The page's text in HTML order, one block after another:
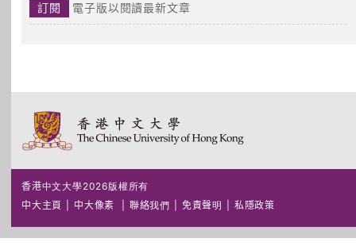
訂閱 電子版以閱讀最新文章
香港中文大學2026版權所有
中大主頁
中大像素 聯絡我們 免責聲明 私隱政策